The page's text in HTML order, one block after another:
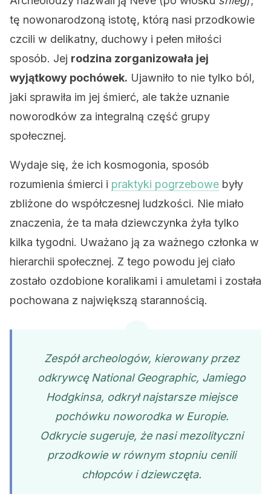
tę nowonarodzoną istotę, którą nasi przodkowie
czcili w delikatny, duchowy i pełen miłości
sposób. Jej rodzina zorganizowała jej
wyjątkowy pochówek. Ujawniło to nie tylko ból,
jaki sprawiła im jej śmierć, ale także uznanie
noworodków za integralną część grupy
społecznej.
Wydaje się, że ich kosmogonia, sposób
rozumienia śmierci i praktyki pogrzebowe były
zbliżone do współczesnej ludzkości. Nie miało
znaczenia, że ​​ta mała dziewczynka żyła tylko
kilka tygodni. Uważano ją za ważnego członka w
hierarchii społecznej. Z tego powodu jej ciało
zostało ozdobione koralikami i amuletami i została
pochowana z największą starannością.
Zespół archeologów, kierowany przez
odkrywcę National Geographic, Jamiego
Hodgkinsa, odkrył najstarsze miejsce
pochówku noworodka w Europie.
Odkrycie sugeruje, że nasi mezolityczni
przodkowie w równym stopniu cenili
chłopców i dziewczęta.